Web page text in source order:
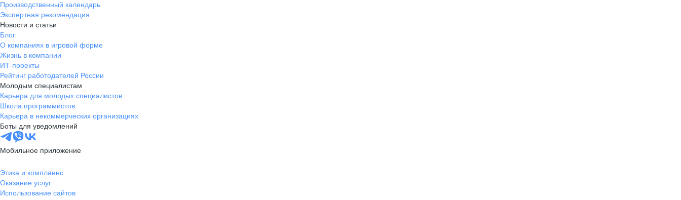
Производственный календарь
Экспертная рекомендация
Новости и статьи
Блог
О компаниях в игровой форме
Жизнь в компании
ИТ-проекты
Рейтинг работодателей России
Молодым специалистам
Карьера для молодых специалистов
Школа программистов
Карьера в некоммерческих организациях
Боты для уведомлений
Мобильное приложение
Этика и комплаенс
Оказание услуг
Использование сайтов